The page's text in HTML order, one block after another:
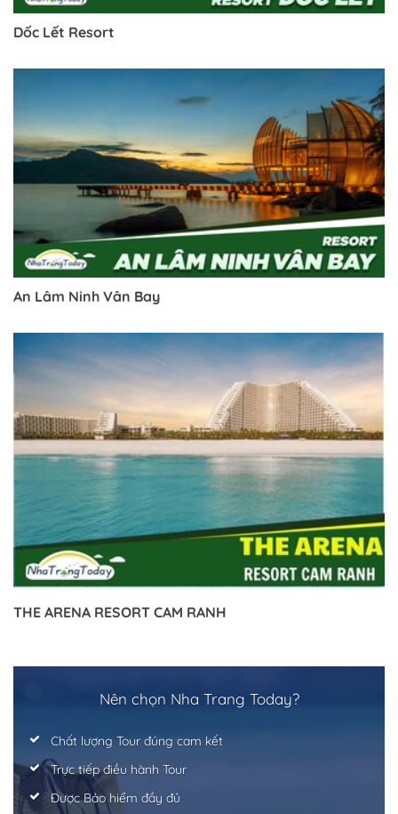
Dốc Lết Resort
An Lâm Ninh Vân Bay
THE ARENA RESORT CAM RANH
Nên chọn Nha Trang Today?
Chất lượng Tour đúng cam kết
Trực tiếp điều hành Tour
Được Bảo hiểm đầy đủ